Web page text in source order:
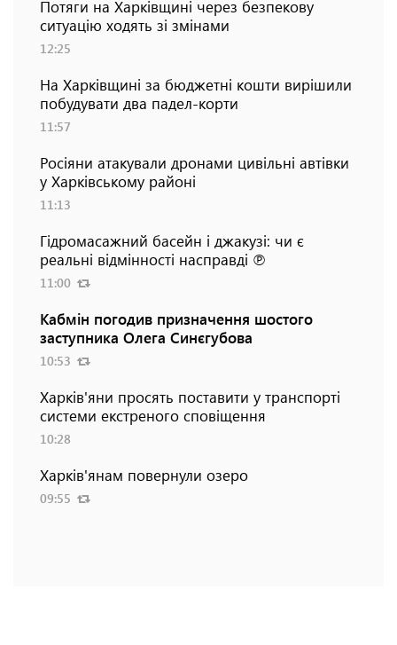
Потяги на Харківщині через безпекову
ситуацію ходять зі змінами
12:25
На Харківщині за бюджетні кошти вирішили
побудувати два падел-корти
11:57
Росіяни атакували дронами цивільні автівки
у Харківському районі
11:13
Гідромасажний басейн і джакузі: чи є
реальні відмінності насправді ℗
11:00
Кабмін погодив призначення шостого
заступника Олега Синєгубова
10:53
Харків'яни просять поставити у транспорті
системи екстреного сповіщення
10:28
Харків'янам повернули озеро
09:55